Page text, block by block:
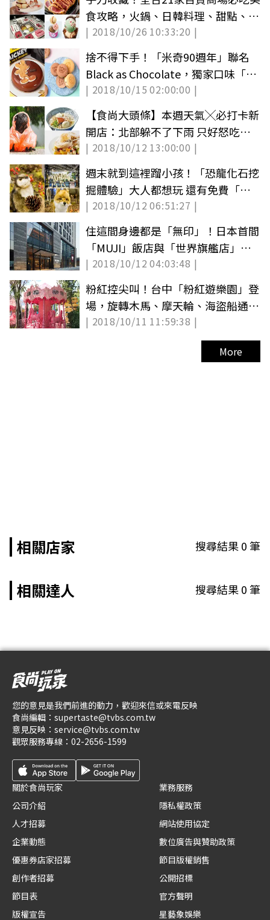
食攻略，火鍋、日韓料理、甜點、人
氣美食都在這！
| 2018/10/26 10:33:20 |
捨不得下手！「米奇90週年」聯名
Black as Chocolate，獨家口味「海
鹽之心慕斯」
| 2018/10/15 02:00:00 |
【食尚大頭條】本週天氣╳必打卡新
開店：北部躲不了下雨 只好怒吃美
食
| 2018/10/12 13:00:00 |
週末就到這裡蹓小孩！「恐龍化石挖
掘體驗」大人都想玩 還有免費「擬
真動物展」
| 2018/10/12 06:51:27 |
住這間身邊都是「無印」！日本首間
「MUJI」飯店與「世界旗艦店」都
將開在這
| 2018/10/12 04:03:48 |
粉紅控尖叫！台中「粉紅遊樂園」登
場，旋轉木馬、摩天輪、海盜船通通
被草莓牛奶色包圍
| 2018/10/11 11:59:38 |
More
相關店家 搜尋結果0筆
相關達人 搜尋結果0筆
您的意見是我們前進的動力，歡迎來信或來電反映
食尚編輯： supertaste@tvbs.com.tw
意見反映： service@tvbs.com.tw
觀眾服務專線： 02-2656-1599
關於食尚玩家
公司介紹
人才招募
企業動態
優惠券店家招募
創作者招募
節目表
版權宣告
業務服務
隱私權政策
網站使用協定
數位廣告與贊助政策
節目版權銷售
公開招標
官方聲明
星藝象娛樂